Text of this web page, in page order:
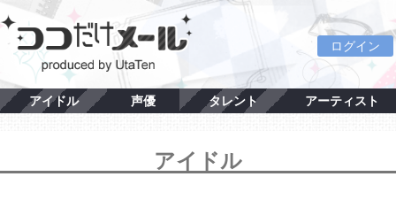
ログイン
アイドル 声優 タレント アーティスト
アイドル